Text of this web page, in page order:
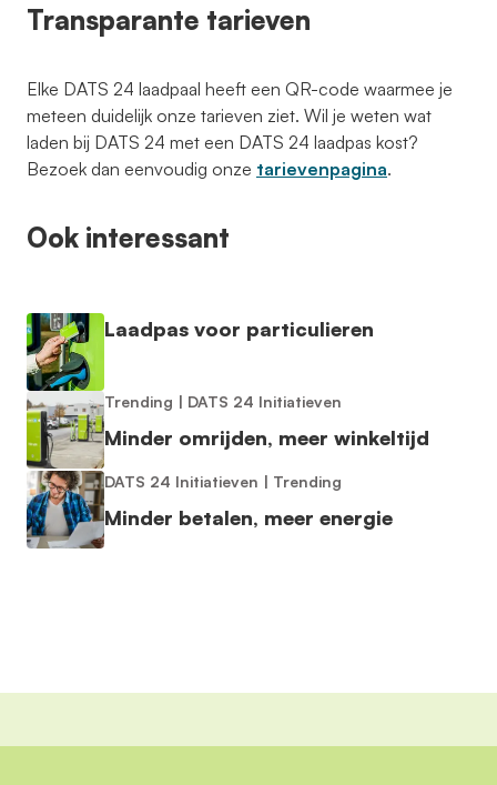
Transparante tarieven
Elke DATS 24 laadpaal heeft een QR-code waarmee je
meteen duidelijk onze tarieven ziet. Wil je weten wat
laden bij DATS 24 met een DATS 24 laadpas kost?
Bezoek dan eenvoudig onze tarievenpagina.
Ook interessant
Laadpas voor particulieren
Trending | DATS 24 Initiatieven
Minder omrijden, meer winkeltijd
DATS 24 Initiatieven | Trending
Minder betalen, meer energie